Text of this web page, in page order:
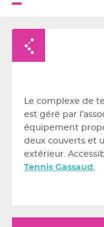
Le complexe de
est géré par
équipement
deux couverts et
extérieur.
Tennis Gassaud .